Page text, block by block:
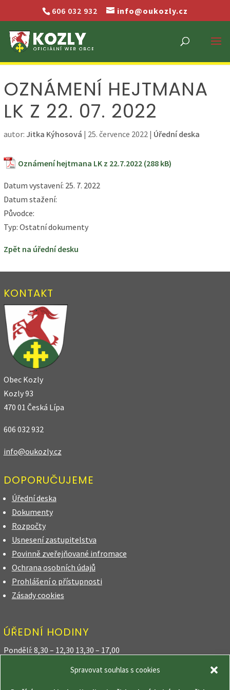
Spravovat souhlas s cookies
606 032 932 info@oukozly.cz
OZNÁMENÍ HEJTMANA
LK Z 22. 07. 2022
autor: Jitka Kýhosová | 25. července 2022| Úřední deska
Oznámení hejtmana LK z 22.7.2022
Datum vystavení: 25. 7. 2022
Datum stažení:
Původce:
Typ: Ostatní dokumenty
Zpět na úřední desku
KONTAKT
Obec Kozly
Kozly 93
470 01 Česká Lípa
606 032 932
info@oukozly.cz
DOPORUČUJEME
Úřední deska
Dokumenty
Rozpočty
Usnesení zastupitelstva
Povinně zveřejňované infromace
Ochrana osobních údajů
Prohlášení o přístupnosti
Zásady cookies
ÚŘEDNÍ HODINY
Pondělí: 8,30 – 12,30 13,30 – 17,00